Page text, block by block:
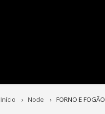
Início Node FORNO E FOGÃO